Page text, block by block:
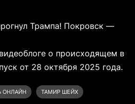
Трампа! Покровск —
о происходящем в
от 28 октября 2025 года.
ОНЛАЙН ТАМИР ШЕЙХ